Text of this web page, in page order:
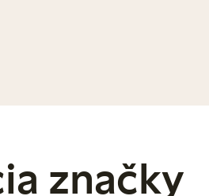
značky